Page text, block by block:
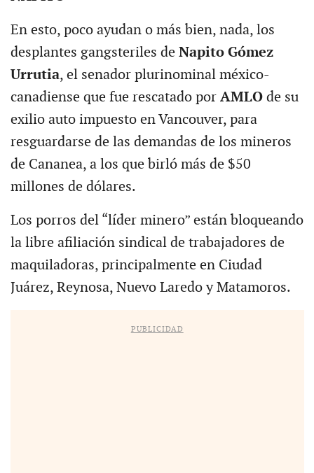
En esto, poco ayudan o más bien, nada, los
desplantes gangsteriles de Napito Gómez
Urrutia, el senador plurinominal méxico-
canadiense que fue rescatado por AMLOde su
exilio auto impuesto en Vancouver, para
resguardarse de las demandas de los mineros
de Cananea, a los que birló más de $50
millones de dólares.
Los porros del “líder minero” están bloqueando
la libre afiliación sindical de trabajadores de
maquiladoras, principalmente en Ciudad
Juárez, Reynosa, Nuevo Laredo y Matamoros.
PUBLICIDAD